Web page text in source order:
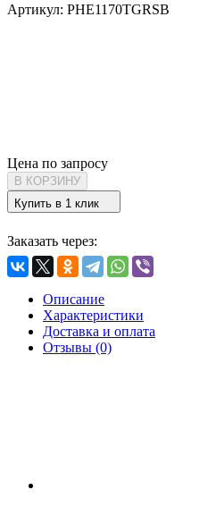
Артикул: PHE1170TGRSB
Цена по запросу
В КОРЗИНУ
Купить в 1 клик
Заказать через:
Описание
Характеристики
Доставка и оплата
Отзывы (0)